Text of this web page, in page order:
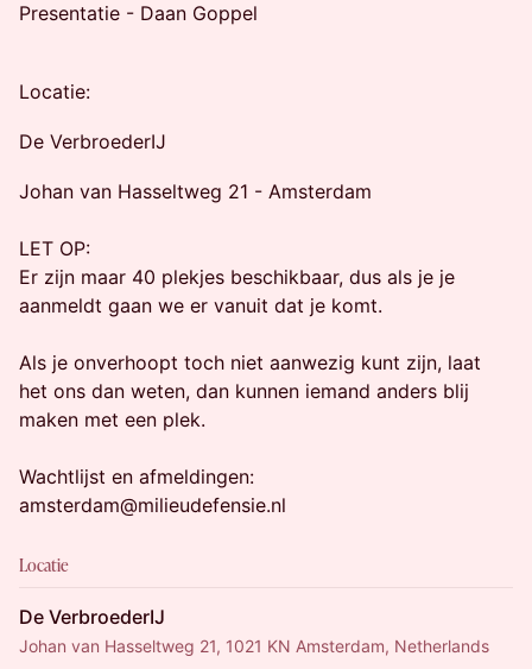
Presentatie - Daan Goppel
Locatie:
De VerbroederIJ
Johan van Hasseltweg 21 - Amsterdam
LET OP:
Er zijn maar 40 plekjes beschikbaar, dus als je je
aanmeldt gaan we er vanuit dat je komt.
Als je onverhoopt toch niet aanwezig kunt zijn, laat
het ons dan weten, dan kunnen iemand anders blij
maken met een plek.
Wachtlijst en afmeldingen:
amsterdam@milieudefensie.nl
Locatie
De VerbroederIJ
Johan van Hasseltweg 21, 1021 KN Amsterdam, Netherlands